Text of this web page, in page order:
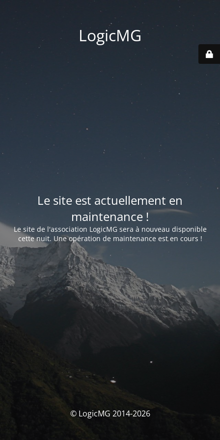
LogicMG
Le site est actuellement en
maintenance !
Le site de l'association LogicMG sera à nouveau disponible
cette nuit. Une opération de maintenance est en cours !
© LogicMG 2014-2026